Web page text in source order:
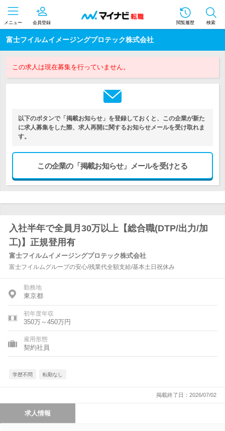
メニュー 会員登録 閲覧履歴 検索
富士フイルムイメージングプロテック株式会社
この求人は現在募集を行っていません。
以下のボタンで「掲載お知らせ」を登録しておくと、この企業が新た
に求人募集をした際、求人再開に関するお知らせメールを受け取れま
す。
この企業の「掲載お知らせ」メールを受けとる
入社半年で全員月30万以上【総合職(DTP/出力/加
工)】正規登用有
富士フイルムイメージングプロテック株式会社
富士フイルムグループの安心/残業代全額支給/基本土日祝休み
勤務地
東京都
初年度年収
350万～450万円
雇用形態
契約社員
学歴不問 転勤なし
掲載終了日：2026/07/02
求人情報